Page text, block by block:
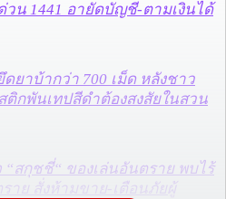
วน 1441 อายัดบัญชี-ตามเงินได้
ดยาบ้ากว่า 700 เม็ด หลังชาว
ติกพันเทปสีดำต้องสงสัยในสวน
“สกุชชี่“ ของเล่นอันตราย พบไร้
าย สั่งห้ามขาย-เตือนภัยผู้